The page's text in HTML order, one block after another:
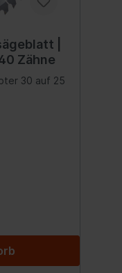
|
Zähne
30 auf 25